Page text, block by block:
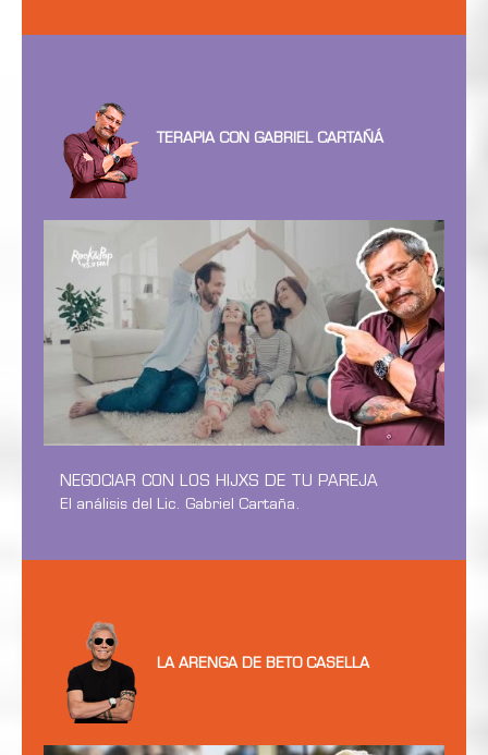
TERAPIA CON GABRIEL CARTAÑÁ
NEGOCIAR CON LOS HIJXS DE TU PAREJA
El análisis del Lic. Gabriel Cartaña.
LA ARENGA DE BETO CASELLA